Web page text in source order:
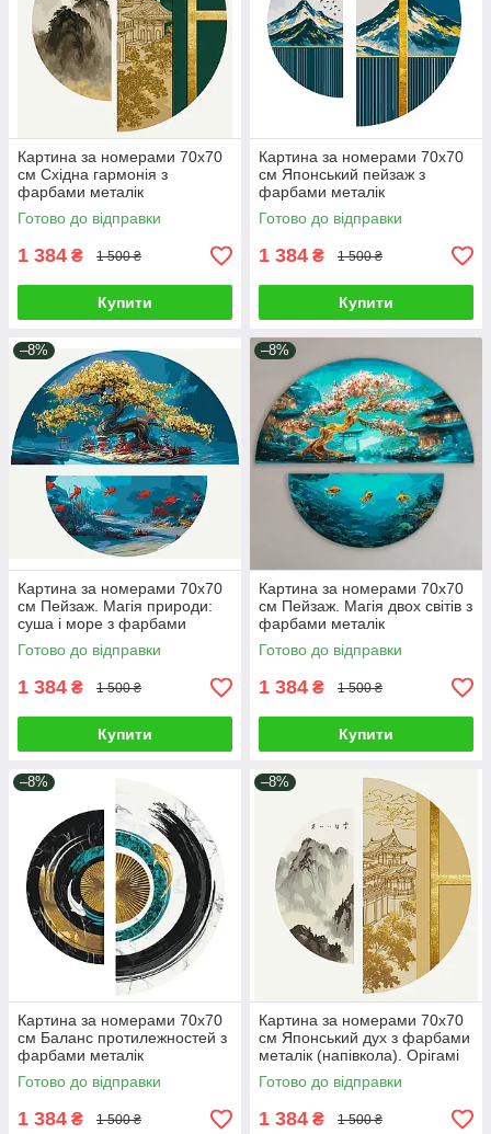
Картина за номерами 70х70
см Східна гармонія з
фарбами металік
(напівкола). Орігамі OSR1003
Готово до відправки
1 384 ₴ 1 500 ₴
Купити
Картина за номерами 70х70
см Японський пейзаж з
фарбами металік
(напівкола). Орігамі OSR1005
Готово до відправки
1 384 ₴ 1 500 ₴
Купити
–8%
Картина за номерами 70х70
см Пейзаж. Магія природи:
суша і море з фарбами
металік (напівкола). Орігамі
OSR1010
Готово до відправки
1 384 ₴ 1 500 ₴
Купити
–8%
Картина за номерами 70х70
см Пейзаж. Магія двох світів з
фарбами металік
(напівкола). Орігамі OSR1011
Готово до відправки
1 384 ₴ 1 500 ₴
Купити
–8%
Картина за номерами 70х70
см Баланс протилежностей з
фарбами металік
(напівкола). Орігамі OSR1001
Готово до відправки
1 384 ₴ 1 500 ₴
–8%
Картина за номерами 70х70
см Японський дух з фарбами
металік (напівкола). Орігамі
OSR1004
Готово до відправки
1 384 ₴ 1 500 ₴